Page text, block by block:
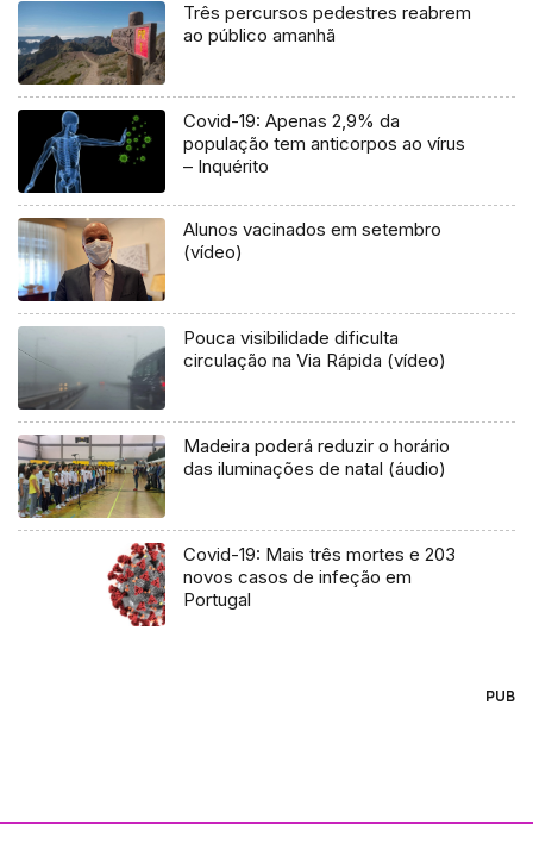
Três percursos pedestres reabrem
ao público amanhã
Covid-19: Apenas 2,9% da
população tem anticorpos ao vírus
– Inquérito
Alunos vacinados em setembro
(vídeo)
Pouca visibilidade dificulta
circulação na Via Rápida (vídeo)
Madeira poderá reduzir o horário
das iluminações de natal (áudio)
Covid-19: Mais três mortes e 203
novos casos de infeção em
Portugal
PUB